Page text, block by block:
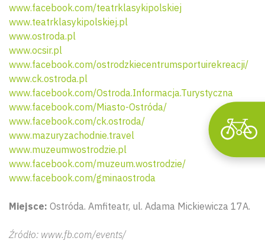
www.facebook.com/teatrklasykipolskiej
www.teatrklasykipolskiej.pl
www.ostroda.pl
www.ocsir.pl
www.facebook.com/ostrodzkiecentrumsportuirekreacji/
www.ck.ostroda.pl
www.facebook.com/Ostroda.Informacja.Turystyczna
www.facebook.com/Miasto-Ostróda/
www.facebook.com/ck.ostroda/
www.mazuryzachodnie.travel
www.muzeumwostrodzie.pl
www.facebook.com/muzeum.wostrodzie/
www.facebook.com/gminaostroda
Miejsce: Ostróda. Amfiteatr, ul. Adama Mickiewicza 17A.
Źródło: www.fb.com/events/